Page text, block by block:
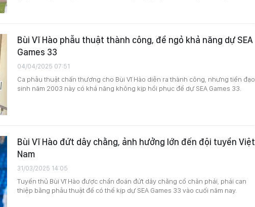
Bùi Vĩ Hào phẫu thuật thành công, để ngỏ khả năng dự SEA
Games 33
04/04/2025 07:51
Ca phẫu thuật chấn thương cho Bùi Vĩ Hào diễn ra thành công, nhưng tiền đạo
sinh năm 2003 này có khả năng không kịp hồi phục để dự SEA Games 33.
Bùi Vĩ Hào đứt dây chằng, ảnh hưởng lớn đến đội tuyển Việt
Nam
31/03/2025 14:05
Tuyển thủ Bùi Vĩ Hào được chẩn đoán đứt dây chằng cổ chân phải, phải can
thiệp bằng phẫu thuật để có thể kịp dự SEA Games 33 vào cuối năm nay.